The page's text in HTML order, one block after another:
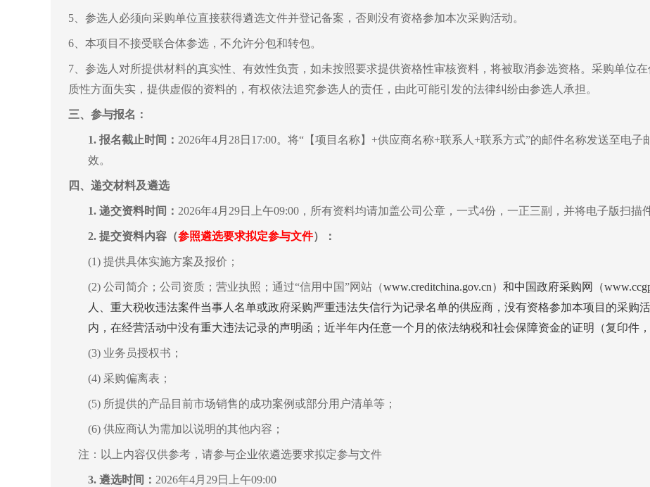
5、参选人必须向采购单位直接获得遴选文件并登记备案，否则没有资格参加本次采购活动。
6、本项目不接受联合体参选，不允许分包和转包。
7、参选人对所提供材料的真实性、有效性负责，如未按照要求提供资格性审核资料，将被取消参选资格。采购单位
质性方面失实，提供虚假的资料的，有权依法追究参选人的责任，由此可能引发的法律纠纷由参选人承担。
三、 参与报名：
1. 报名截止时间： 2026年4月28日 17:00。将“【项目名称】+供应商名称+联系人+联系方式”的邮件名称发送至电子
效。
四、 递交材料及遴选
1. 递交资料时间： 2026年4月29日上午09:00 ，所有资料均请加盖公司公章，一式4份，一正三副， 并将电子版扫描
2. 提交资料内容（参照遴选要求拟定参与文件） ：
(1) 提供具体实施方案及报价；
(2) 公司简介；公司资质；营业执照； 通过“信用中国”网站（www.creditchina.gov.cn）和中国政府采购网（
人、重大税收违法案件当事人名单或政府采购严重违法失信行为记录名单的供应商，没有资格参加本项目的采购
内，在经营活动中没有重大违法记录的声明函；近半年内任意一个月的依法纳税和社会保障资金的证明（复印件，
(3) 业务员授权书；
(4) 采购偏离表；
(5) 所提供的产品目前市场销售的成功案例或部分用户清单等；
(6) 供应商认为需加以说明的其他内容；
注：以上内容仅供参考，请参与企业依遴选要求拟定参与文件
3. 遴选时间： 2026年4月 29日 上午09:00